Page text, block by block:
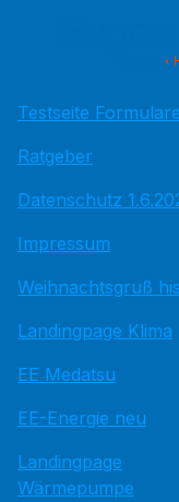
Testseite Formulare
Ratgeber
Datenschutz
Impressum
Weihnachtsgruß
Landingpage Klima
EE Medatsu
EE-Energie neu
Landingpage
Wärmepumpe